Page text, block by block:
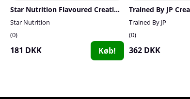
Star Nutrition Flavoured Creatine Monohydrate, 300 g
Star Nutrition
0
181 DKK Køb!
Trained By JP
0
362 DKK